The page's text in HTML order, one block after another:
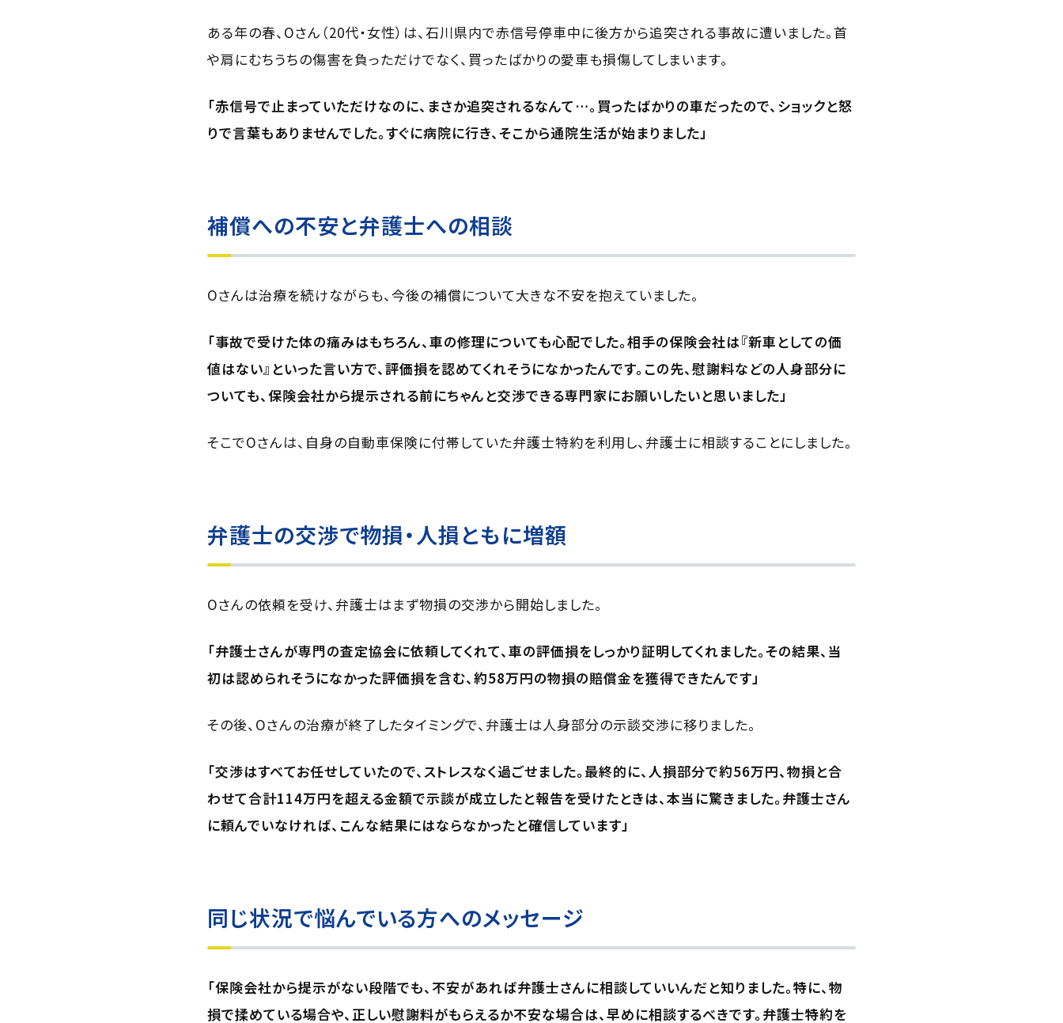
ある年の春、Oさん（20代・女性）は、石川県内で赤信号停車中に後方から追突される事故に遭いました。首
や肩にむちうちの傷害を負っただけでなく、買ったばかりの愛車も損傷してしまいます。
「赤信号で止まっていただけなのに、まさか追突されるなんて…。買ったばかりの車だったので、ショックと怒
りで言葉もありませんでした。すぐに病院に行き、そこから通院生活が始まりました」
補償への不安と弁護士への相談
Oさんは治療を続けながらも、今後の補償について大きな不安を抱えていました。
「事故で受けた体の痛みはもちろん、車の修理についても心配でした。相手の保険会社は『新車としての価
値はない』といった言い方で、評価損を認めてくれそうになかったんです。この先、慰謝料などの人身部分に
ついても、保険会社から提示される前にちゃんと交渉できる専門家にお願いしたいと思いました」
そこでOさんは、自身の自動車保険に付帯していた弁護士特約を利用し、弁護士に相談することにしました。
弁護士の交渉で物損・人損ともに増額
Oさんの依頼を受け、弁護士はまず物損の交渉から開始しました。
「弁護士さんが専門の査定協会に依頼してくれて、車の評価損をしっかり証明してくれました。その結果、当
初は認められそうになかった評価損を含む、約58万円の物損の賠償金を獲得できたんです」
その後、Oさんの治療が終了したタイミングで、弁護士は人身部分の示談交渉に移りました。
「交渉はすべてお任せしていたので、ストレスなく過ごせました。最終的に、人損部分で約56万円、物損と合
わせて合計114万円を超える金額で示談が成立したと報告を受けたときは、本当に驚きました。弁護士さん
に頼んでいなければ、こんな結果にはならなかったと確信しています」
同じ状況で悩んでいる方へのメッセージ
「保険会社から提示がない段階でも、不安があれば弁護士さんに相談していいんだと知りました。特に、物
損で揉めている場合や、正しい慰謝料がもらえるか不安な場合は、早めに相談するべきです。弁護士特約を